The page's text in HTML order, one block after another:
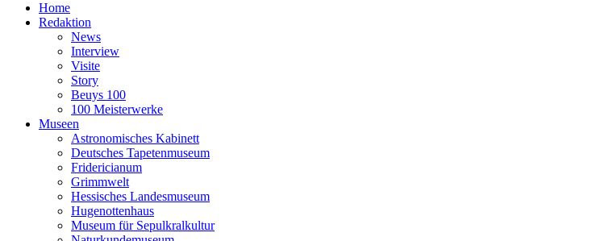
Home
Redaktion
News
Interview
Visite
Story
Beuys 100
100 Meisterwerke
Museen
Astronomisches Kabinett
Deutsches Tapetenmuseum
Fridericianum
Grimmwelt
Hessisches Landesmuseum
Hugenottenhaus
Museum für Sepulkralkultur